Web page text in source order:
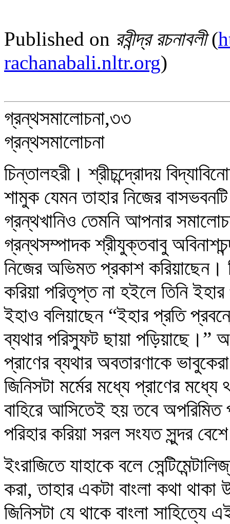
Published on রবীন্দ্র রচনাবলী(
rachanabali.nltr.org)
গ্রন্থসমালোচনা,৩৩
গ্রন্থসমালোচনা
চিন্তালহরী। শ্রীচন্দ্রোদয়
শামুক যেমন তাহার নিজের
গ্রন্থখানিও তেমনি আপনার
গ্রন্থসম্পাদক শ্রীযুক্তবাবু
নিজের অভিমত প্রকাশ করিয়াছেন।
করিয়া পরিতৃপ্ত না হইলে তিনি
ইহাও বলিয়াছেন “ইহার প্রতি
ব্যথার পরিস্ফুট ছায়া পড়িয়াছে।”
প্রাণের ব্যথার অবতারণাকে
জিনিসটা মর্মের মধ্যে প্রাণের
বাহিরে আসিতেই হয় তবে
পরিহার করিয়া সরল সংযত সুন্দর
ইংরাজিতে যাহাকে বলে
করা, তাহার একটা বাংলা কথা
জিনিসটা যে থাকে বাংলা সাহিত্যে